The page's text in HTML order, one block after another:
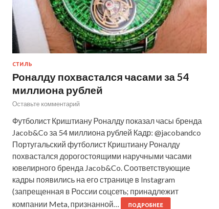
СТИЛЬ
Роналду похвастался часами за 54
миллиона рублей
Оставьте комментарий
Футболист Криштиану Роналду показал часы бренда
Jacob&Co за 54 миллиона рублей Кадр: @jacobandco
Португальский футболист Криштиану Роналду
похвастался дорогостоящими наручными часами
ювелирного бренда Jacob&Co. Соответствующие
кадры появились на его странице в Instagram
(запрещенная в России соцсеть; принадлежит
компании Meta, признанной…
ПОДРОБНЕЕ